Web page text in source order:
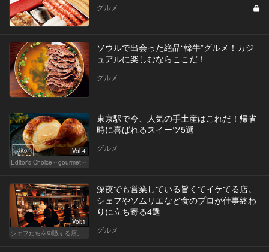
グルメ
ソウルで出会った絶品“韓牛”グルメ！カジ
ュアルに楽しむならここだ！
グルメ
Vol.4
Editor's Choice～gourmet～
東京駅で今、人気の手土産はこれだ！帰省
時に喜ばれるスイーツ5選
グルメ
Vol.1
シェフたちを刺激する店。
深夜でも営業している旨くてイケてる店。
シェフやソムリエなど食のプロが仕事終わ
りに立ち寄る4選
グルメ